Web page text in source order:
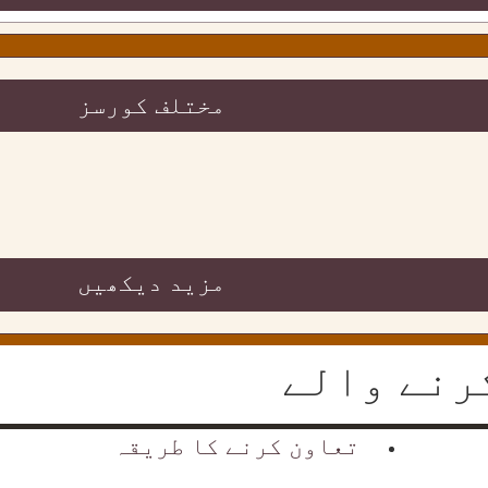
مختلف کورسز
مزید دیکھیں
والے
تعاون کرنے کا طریقہ